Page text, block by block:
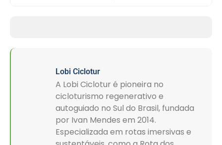
Lobi Ciclotur
A Lobi Ciclotur é pioneira no
cicloturismo regenerativo e
autoguiado no Sul do Brasil, fundada
por Ivan Mendes em 2014.
Especializada em rotas imersivas e